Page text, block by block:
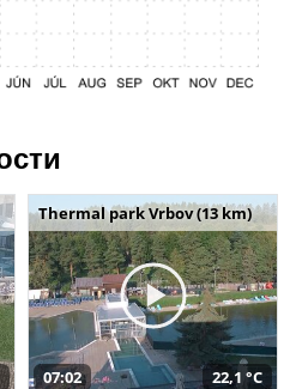
Thermal park Vrbov (13 km)
07:02 22,1 °C